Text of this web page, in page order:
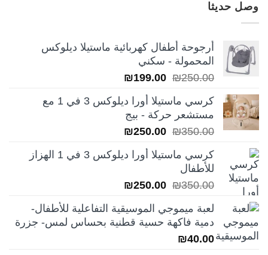
وصل حديثا
أرجوحة أطفال كهربائية ماستيلا ديلوكس
المحمولة - سكني
₪250.00
السعر
هو:
₪250.00.
₪199.00
هو:
كرسي ماستيلا أورا ديلوكس 3 في 1 مع
مستشعر حركة - بيج
₪350.00
السعر
هو:
₪250.00
هو:
كرسي ماستيلا أورا ديلوكس 3 في 1 الهزاز
للأطفال
₪350.00
السعر
هو:
₪350.00.
₪250.00
هو:
₪250.00.
لعبة ميموجي الموسيقية التفاعلية للأطفال-
دمية فاكهة حسية قطنية بحساس لمس- جزرة
₪40.00